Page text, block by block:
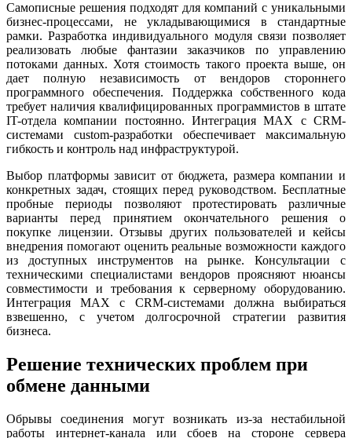
Самописные решения подходят для компаний с уникальными
бизнес-процессами, не укладывающимися в стандартные
рамки. Разработка индивидуального модуля связи позволяет
реализовать любые фантазии заказчиков по управлению
потоками данных. Хотя стоимость такого проекта выше, он
дает полную независимость от вендоров стороннего
программного обеспечения. Поддержка собственного кода
требует наличия квалифицированных программистов в штате
IT-отдела компании постоянно. Интеграция MAX с CRM-
системами custom-разработки обеспечивает максимальную
гибкость и контроль над инфраструктурой.
Выбор платформы зависит от бюджета, размера компании и
конкретных задач, стоящих перед руководством. Бесплатные
пробные периоды позволяют протестировать различные
варианты перед принятием окончательного решения о
покупке лицензии. Отзывы других пользователей и кейсы
внедрения помогают оценить реальные возможности каждого
из доступных инструментов на рынке. Консультации с
техническими специалистами вендоров проясняют нюансы
совместимости и требования к серверному оборудованию.
Интеграция MAX с CRM-системами должна выбираться
взвешенно, с учетом долгосрочной стратегии развития
бизнеса.
Решение технических проблем при
обмене данными
Обрывы соединения могут возникать из-за нестабильной
работы интернет-канала или сбоев на стороне сервера